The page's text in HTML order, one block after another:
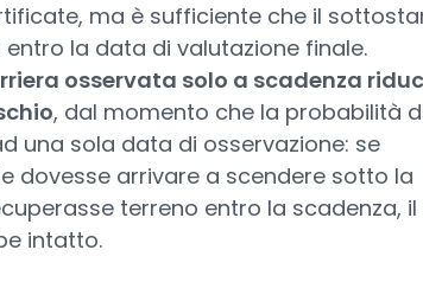
ma è sufficiente che il
la data di valutazione finale.
osservata solo a scadenza
, dal momento che la probabilità
una sola data di osservazione: se
dovesse arrivare a scendere sotto la
terreno entro la scadenza, il
intatto.